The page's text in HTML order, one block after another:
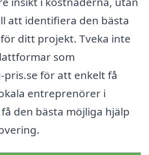
att identifiera den bästa
ditt projekt. Tveka inte
som
för att enkelt få
entreprenörer i
den bästa möjliga hjälp